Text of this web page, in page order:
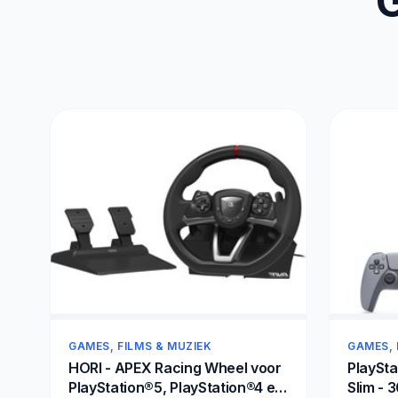
GAMES, FILMS & MUZIEK
HORI - APEX Racing Wheel voor
PlayStation®5, PlayStation®4 en
GAMES,
Slim -